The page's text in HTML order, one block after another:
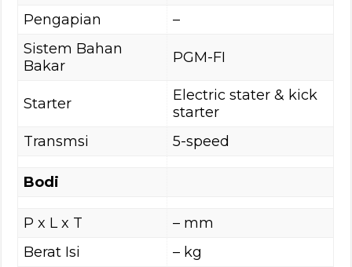
Pengapian
–
Sistem Bahan
Bakar
PGM-FI
Starter
Electric stater & kick
starter
Transmsi
5-speed
Bodi
P x L x T
– mm
Berat Isi
– kg